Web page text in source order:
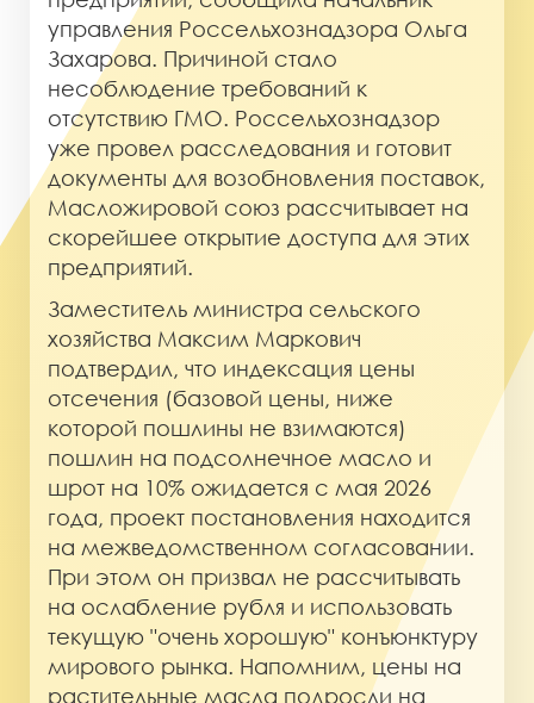
управления Россельхознадзора Ольга
Захарова. Причиной стало
несоблюдение требований к
отсутствию ГМО. Россельхознадзор
уже провел расследования и готовит
документы для возобновления поставок,
Масложировой союз рассчитывает на
скорейшее открытие доступа для этих
предприятий.
Заместитель министра сельского
хозяйства Максим Маркович
подтвердил, что индексация цены
отсечения (базовой цены, ниже
которой пошлины не взимаются)
пошлин на подсолнечное масло и
шрот на 10% ожидается с мая 2026
года, проект постановления находится
на межведомственном согласовании.
При этом он призвал не рассчитывать
на ослабление рубля и использовать
текущую "очень хорошую" конъюнктуру
мирового рынка. Напомним, цены на
растительные масла подросли на